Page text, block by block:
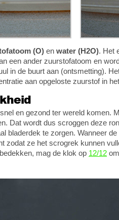
(O) en water (H2O). Het
een ander zuurstofatoom en
in de buurt aan (ontsmetting).
aan opgeloste zuurstof in
en gezond ter wereld komen.
Dat wordt dus scroggen deze
bladerdek te zorgen. Wanneer
zodat ze het scrogrek kunnen
mag de klok op 12/12